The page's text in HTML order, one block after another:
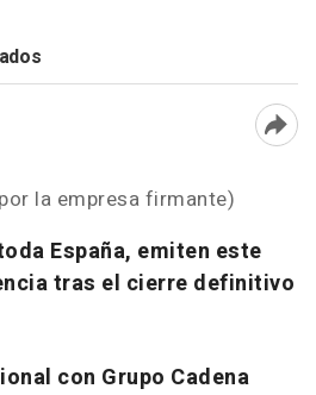
la empresa firmante)
España, emiten este
tras el cierre definitivo
con Grupo Cadena